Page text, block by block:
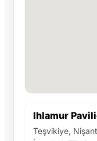
Ihlamur
Teşvikiye,